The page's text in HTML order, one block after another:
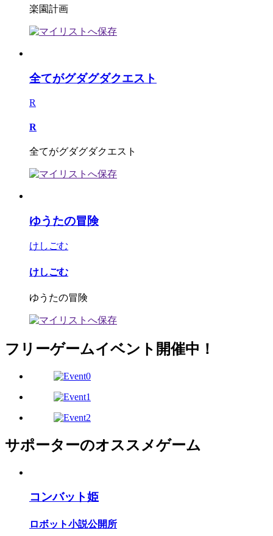
楽園計画
全てがグダグダクエスト
R
R
全てがグダグダクエスト
ゆうたの冒険
けしごむ
けしごむ
ゆうたの冒険
フリーゲームイベント開催中！
サポーターのオススメゲーム
コンバット姫
ロボット小説公開所